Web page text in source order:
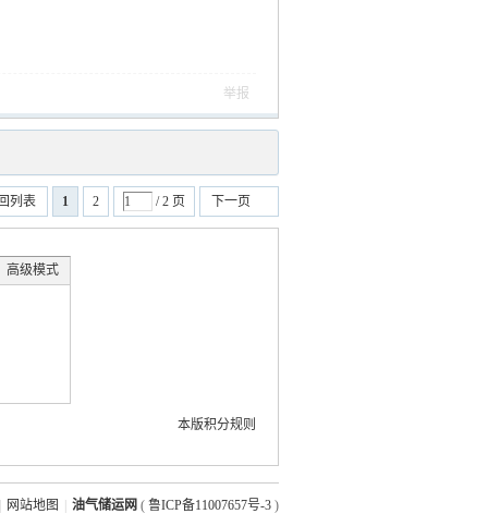
举报
1 2 / 2 页 下一页
列表
高级模式
本版积分规则
网站地图 油气储运网 ( 鲁ICP备11007657号-3 )